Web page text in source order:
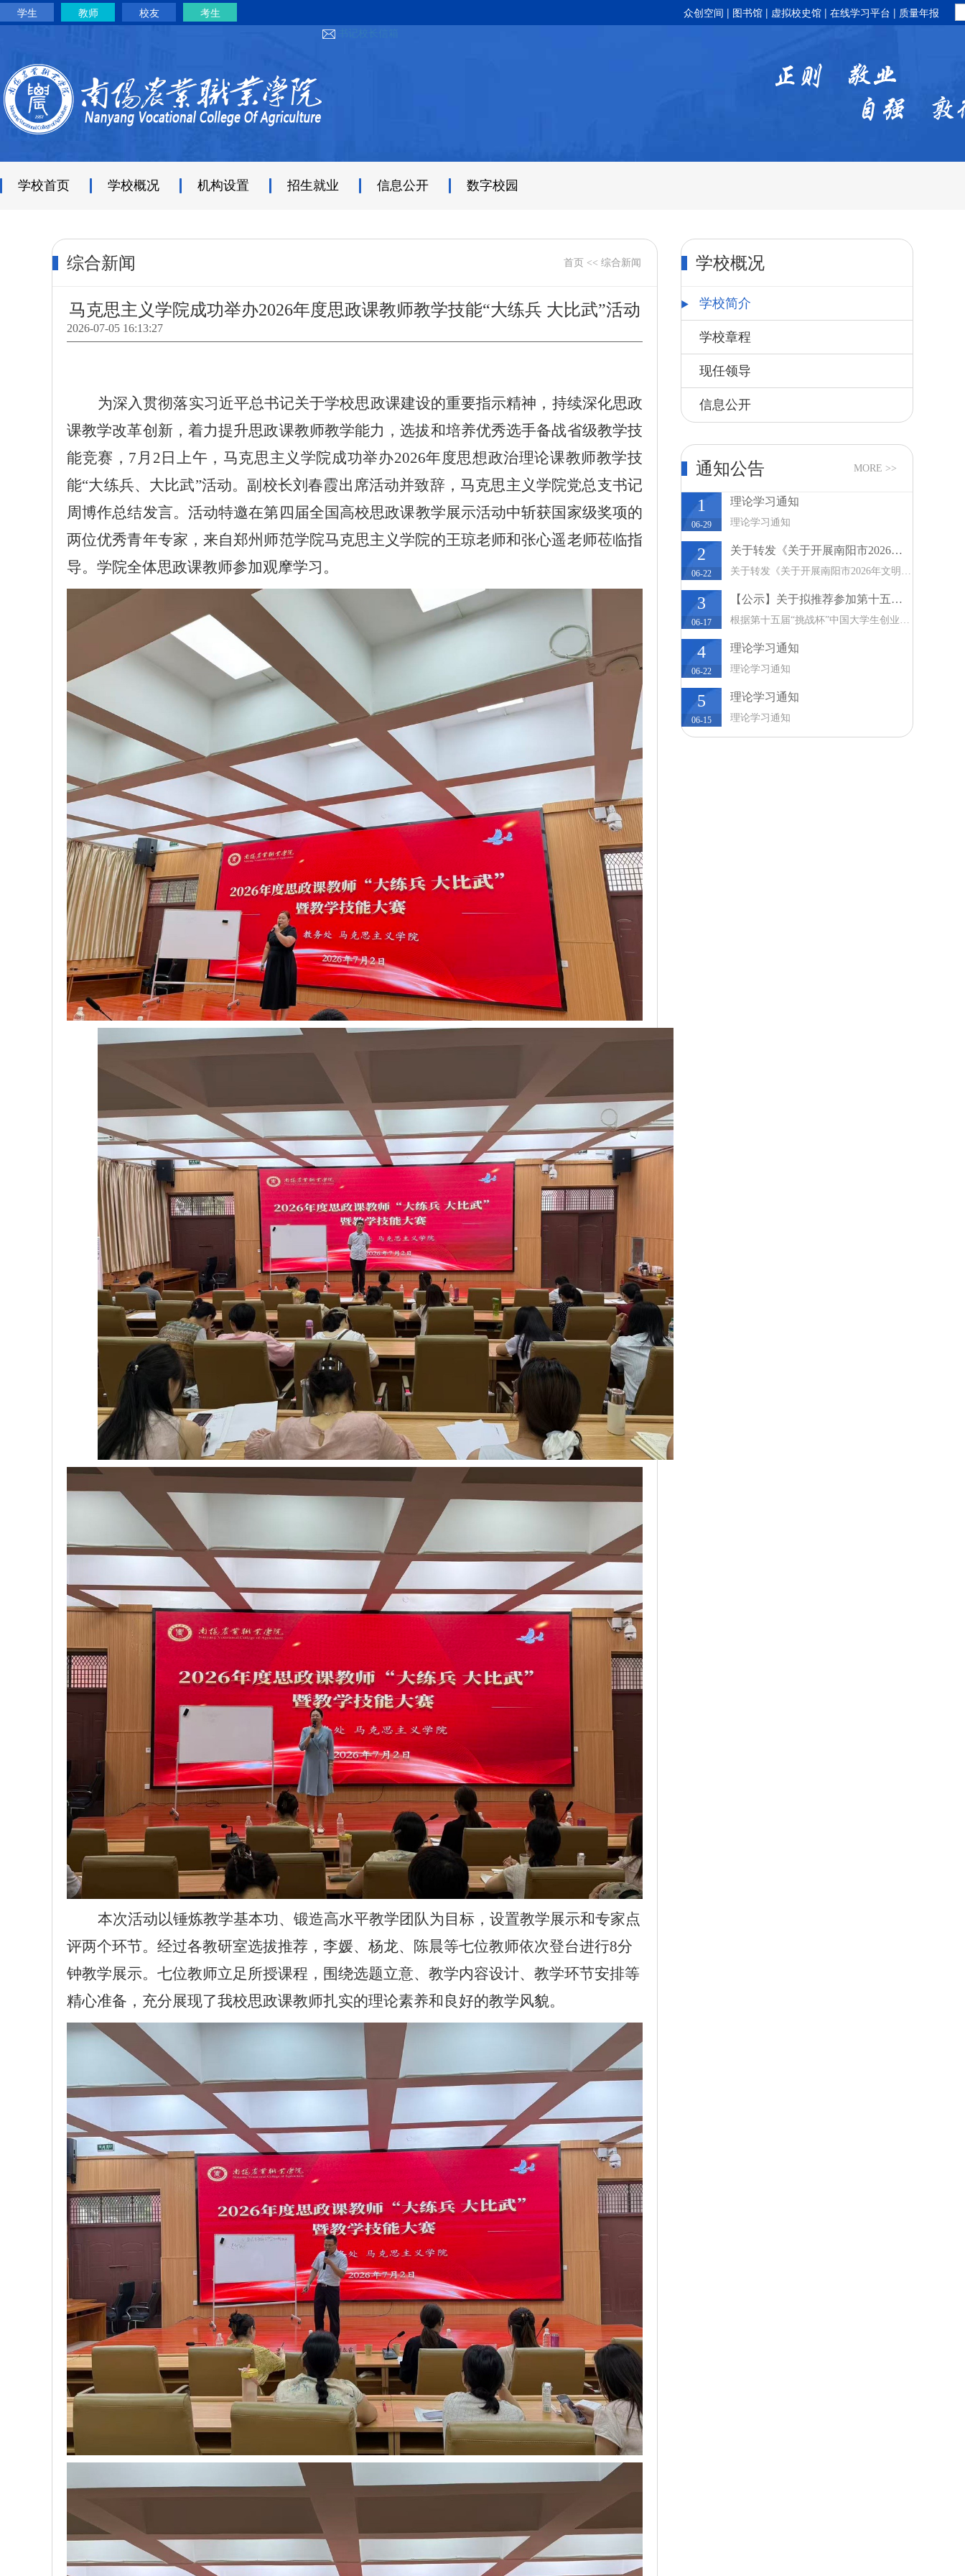
学生 教师 校友 考生 众创空间 | 图书馆 | 虚拟校史馆 | 在线学习平台 | 质量年报
学校首页 学校概况 机构设置 招生就业 信息公开 数字校园
学校概况
学校简介
学校章程
现任领导
信息公开
通知公告 MORE >>
1
06-29
理论学习通知
理论学习通知
2
06-22
关于转发《关于开展南阳市2026年文明实践项
关于转发《关于开展南阳市2026年文明实践项目展
3
06-17
【公示】关于拟推荐参加第十五届“挑战杯”
根据第十五届“挑战杯”中国大学生创业计划竞赛
4
06-22
理论学习通知
理论学习通知
5
06-15
理论学习通知
理论学习通知
综合新闻 首页 << 综合新闻
马克思主义学院成功举办2026年度思政课教师教学技能“大练兵 大比武”活动
2026-07-05 16:13:27
为深入贯彻落实习近平总书记关于学校思政课建设的重要指示精神，持续深化思政
课教学改革创新，着力提升思政课教师教学能力，选拔和培养优秀选手备战省级教学技
能竞赛 ， 7 月 2 日 上午 ，马克思主义学院成功举办2026年度思想政治理论课教师教学技
能“大练兵、大比武”活动。副校长刘春霞出席活动并致辞，马克思主义学院党总支书记
周博作总结发言。 活动特邀在第四届全国高校思政课教学展示活动中斩获国家级奖项的
两位优秀青年专家，来自郑州师范学院马克思主义学院的王琼老师和张心遥老师莅临指
导。 学院全体思政课教师参加观摩学习。
本次活动以锤炼教学基本功、锻造高水平教学团队为目标，设置教学展示和专家点
评两个环节。经过各教研室选拔推荐，李媛、杨龙、陈晨等七位教师依次登台进行8分
钟教学展示。七位教师立足所授课程，围绕选题立意、教学内容设计、教学环节安排等
精心准备，充分展现了我校思政课教师扎实的理论素养和良好的教学风貌。